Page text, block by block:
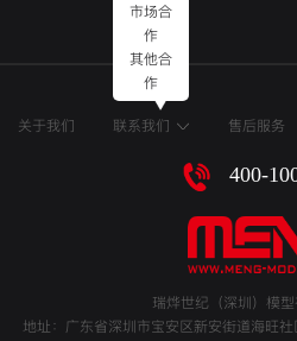
关于我们 联系我们
市场合
作
其他合
作
售后服务
400-
瑞烨世纪（深圳）
地址：广东省深圳市宝安区新安街道海旺